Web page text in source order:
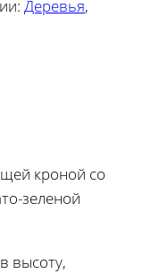
Деревья,
кроной со
зеленой
высоту,